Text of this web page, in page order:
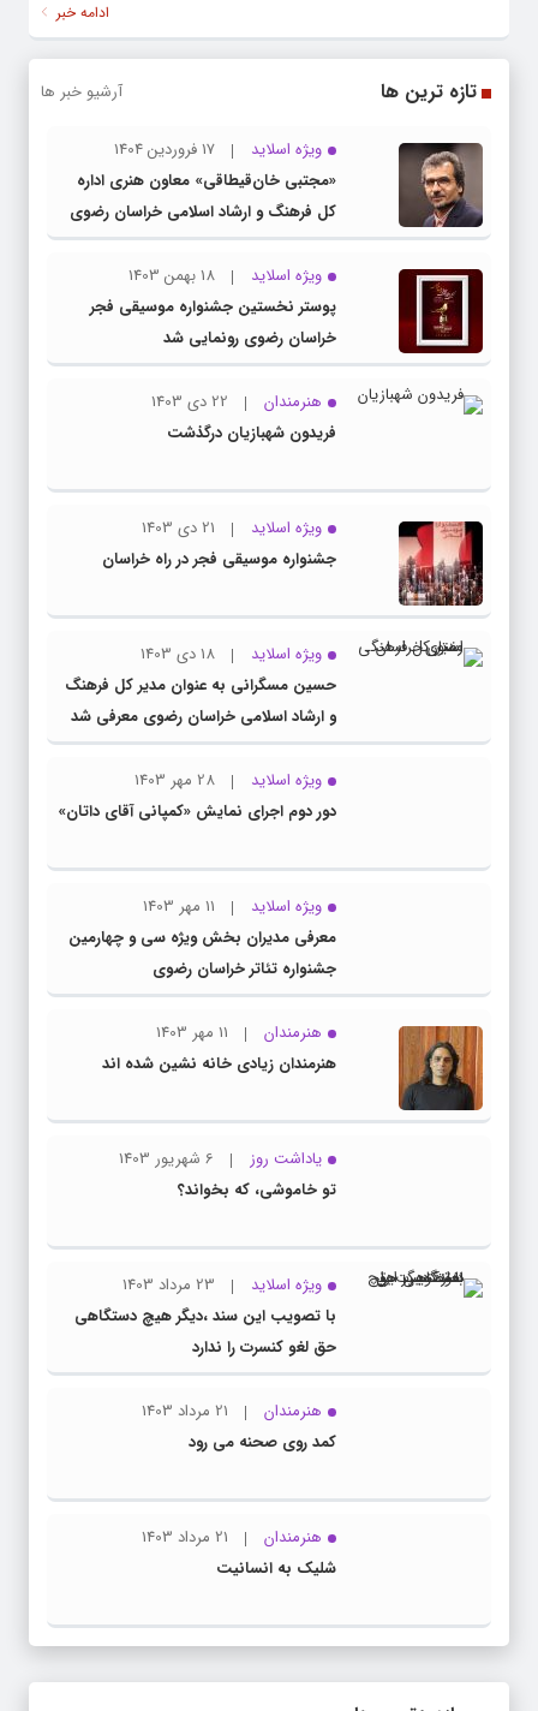
ادامه خبر
تازه ترین ها آرشیو خبر ها
ویژه اسلاید
17 فروردین 1404
«مجتبی خان‌قیطاقی» معاون هنری اداره
کل فرهنگ و ارشاد اسلامی خراسان رضوی
شد
ویژه اسلاید
18 بهمن 1403
پوستر نخستین جشنواره موسیقی فجر
خراسان رضوی رونمایی شد
هنرمندان
22 دی 1403
فریدون شهبازیان درگذشت
ویژه اسلاید
21 دی 1403
جشنواره موسیقی فجر در راه خراسان
ویژه اسلاید
18 دی 1403
حسین مسگرانی به عنوان مدیر کل فرهنگ
و ارشاد اسلامی خراسان رضوی معرفی شد
ویژه اسلاید
28 مهر 1403
دور دوم اجرای نمایش «کمپانی آقای داتان»
ویژه اسلاید
11 مهر 1403
معرفی مدیران بخش ویژه سی و چهارمین
جشنواره تئاتر خراسان رضوی
هنرمندان
11 مهر 1403
هنرمندان زیادی خانه نشین شده اند
یاداشت روز
6 شهریور 1403
تو خاموشی، که بخواند؟
ویژه اسلاید
23 مرداد 1403
با تصویب این سند ،دیگر هیچ دستگاهی
حق لغو کنسرت را ندارد
هنرمندان
21 مرداد 1403
کمد روی صحنه می رود
هنرمندان
21 مرداد 1403
شلیک به انسانیت